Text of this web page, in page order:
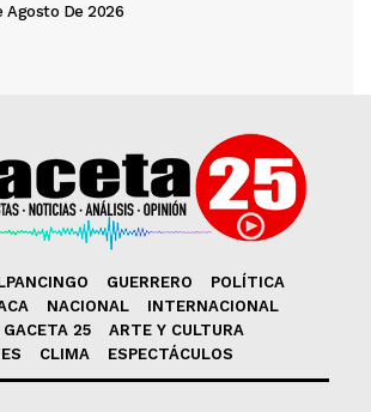
Agosto De 2026
GUERRERO
POLÍTICA
NACIONAL
INTERNACIONAL
GACETA 25
ARTE Y CULTURA
CLIMA ESPECTÁCULOS